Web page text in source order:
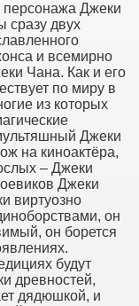
персонажа Джеки
сразу двух
и всемирно
Чана. Как и его
по миру в
из которых
Джеки
на киноактёра,
– Джеки
Джеки
виртуозно
он
он борется
будут
древностей,
дядюшкой, и